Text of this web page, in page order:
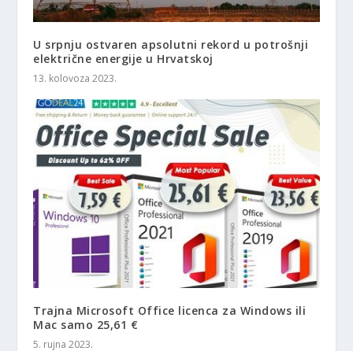
U srpnju ostvaren apsolutni rekord u potrošnji
električne energije u Hrvatskoj
13. kolovoza 2023.
Trajna Microsoft Office licenca za Windows ili
Mac samo 25,61 €
5. rujna 2023.